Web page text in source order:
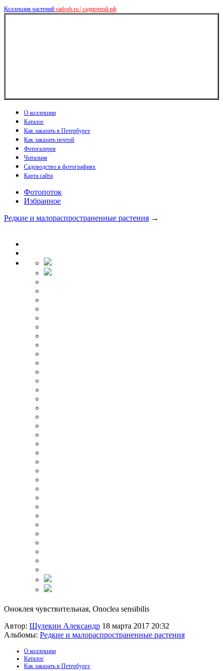
Коллекция растений sadspb.ru | садпочтой.рф
О коллекции
Каталог
Как заказать в Петербурге
Как заказать почтой
Фотогалерея
Читальня
Садоводство в фотографиях
Карта сайта
Фотопоток
Избранное
Редкие и малораспространенные растения →
Оноклея чувствительная, Onoclea sensibilis
Автор: Шулекин Александр 18 марта 2017 20:32
Альбомы: Редкие и малораспространенные растения
О коллекции
Каталог
Как заказать в Петербурге